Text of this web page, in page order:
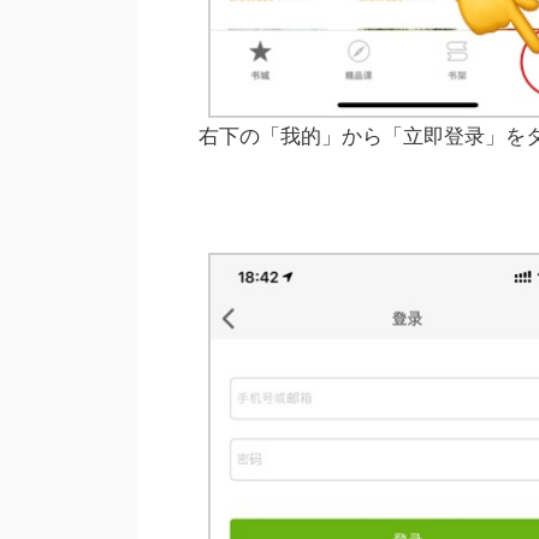
右下の「我的」から「立即登录」を